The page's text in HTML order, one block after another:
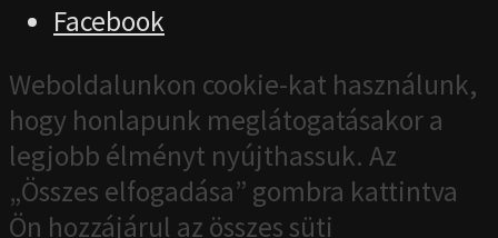
Facebook
Weboldalunkon cookie-kat használunk,
hogy honlapunk meglátogatásakor a
legjobb élményt nyújthassuk. Az
„Összes elfogadása” gombra kattintva
Ön hozzájárul az összes süti